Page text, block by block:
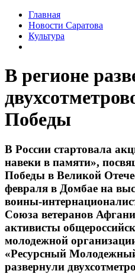
Главная
Новости Саратова
Культура
В регионе
Победы
В России стартовала
навеки в памяти»,
Победы в Великой
февраля в Домбае на
воины-
Союза ветеранов
активисты
молодежной
«Ресурсный
развернули